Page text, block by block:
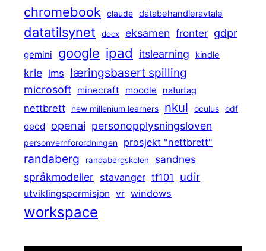
chromebook claude databehandleravtale
datatilsynet docx eksamen fronter gdpr
gemini google ipad itslearning kindle
krle lms læringsbasert spilling
microsoft minecraft moodle naturfag
nettbrett new millenium learners nkul oculus odf
oecd openai personopplysningsloven
personvernforordningen prosjekt "nettbrett"
randaberg randabergskolen
sandnes
språkmodeller stavanger tf101 udir
utviklingspermisjon vr windows
workspace